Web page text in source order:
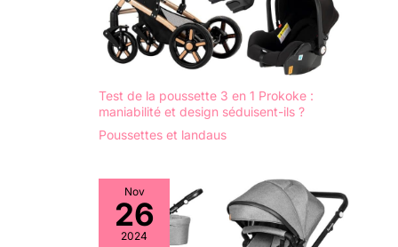
Test de la poussette 3 en 1 Prokoke :
maniabilité et design séduisent-ils ?
Poussettes et landaus
Nov
26
2024